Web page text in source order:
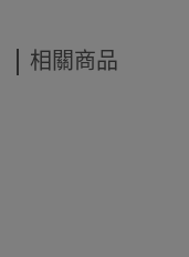
相關商品